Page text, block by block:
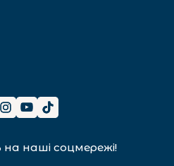
наші соцмережі!